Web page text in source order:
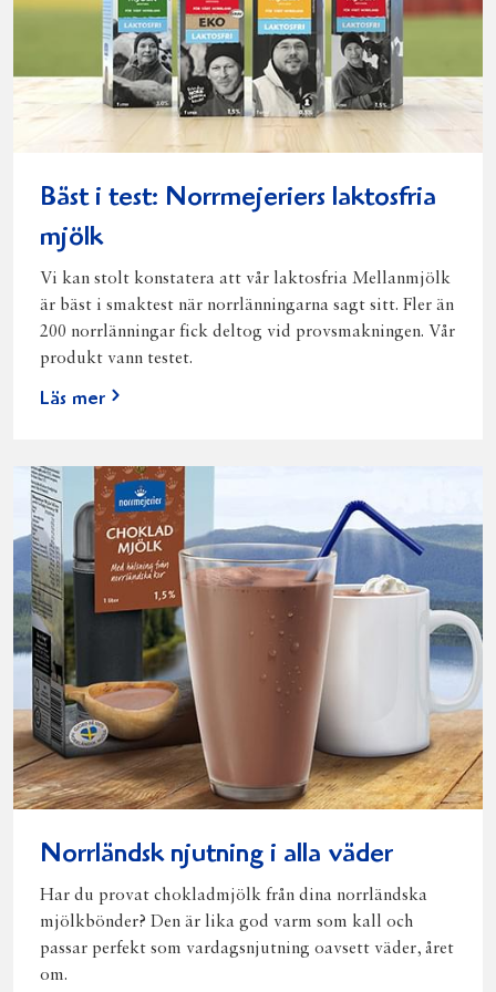
Bäst i test: Norrmejeriers laktosfria
mjölk
Vi kan stolt konstatera att vår laktosfria Mellanmjölk
är bäst i smaktest när norrlänningarna sagt sitt. Fler än
200 norrlänningar fick deltog vid provsmakningen. Vår
produkt vann testet.
Läs mer
Norrländsk njutning i alla väder
Har du provat chokladmjölk från dina norrländska
mjölkbönder? Den är lika god varm som kall och
passar perfekt som vardagsnjutning oavsett väder, året
om.